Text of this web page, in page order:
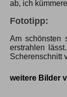
ab, ich
Fototipp:
Am schönsten
erstrahlen
Scherenschnitt
weitere Bilder